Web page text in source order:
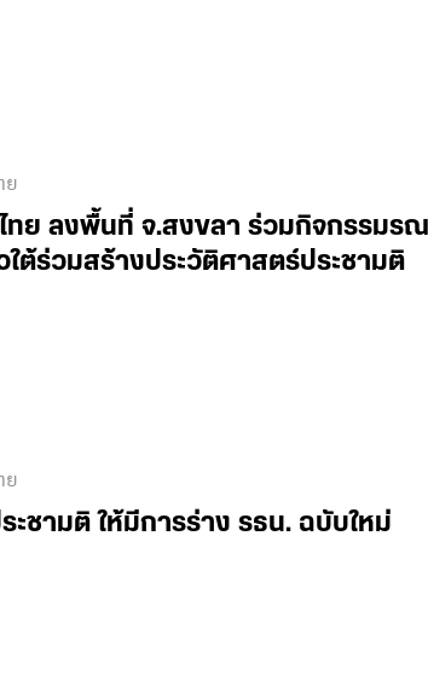
ย
ทย ลงพื้นที่ จ.สงขลา ร่วมกิจกรรมร
ต้ร่วมสร้างประวัติศาสตร์ประชามติ
ย
ะชามติ ให้มีการร่าง รธน. ฉบับใหม่